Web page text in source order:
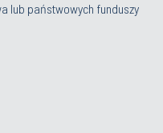
lub państwowych funduszy